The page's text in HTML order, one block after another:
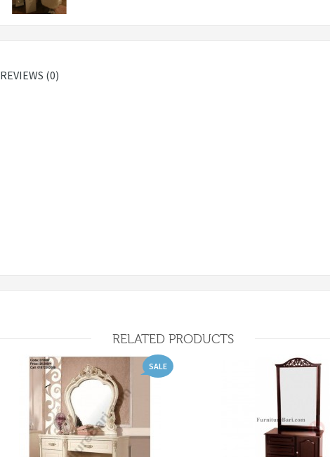
REVIEWS (0)
RELATED PRODUCTS
SALE